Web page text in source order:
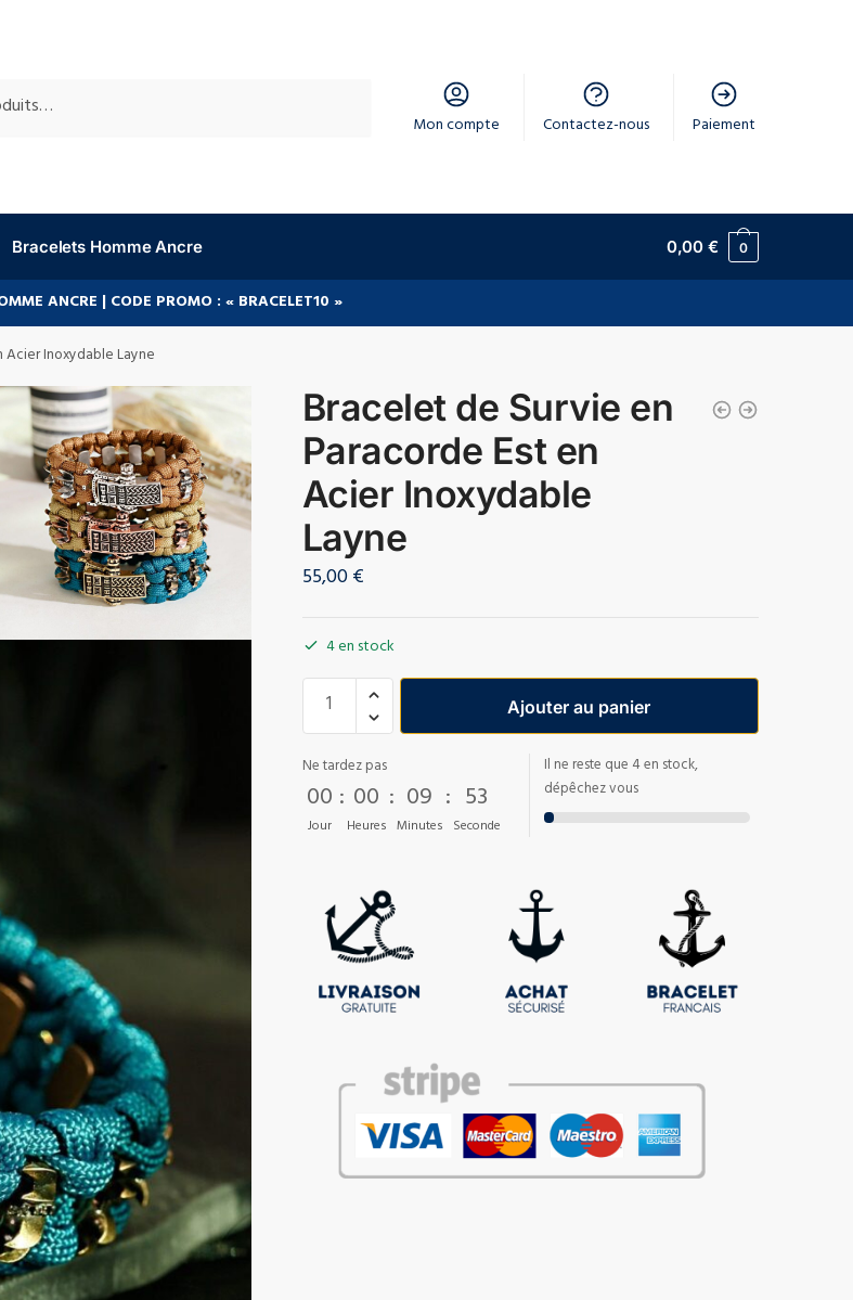
Mon compte Contactez-nous Paiement
Bracelets Homme Ancre 0,00€ 0
ANCRE | CODE PROMO : « BRACELET10 »
Inoxydable Layne
Bracelet de Survie en
Paracorde Est en
Acier Inoxydable
Layne
55,00€
4 en stock
Ajouter au panier
Ne tardez pas
00
Jour
: 00
Heures
: 09
Minutes
: 52
Seconde
Il ne reste que 4 en stock,
dépêchez vous